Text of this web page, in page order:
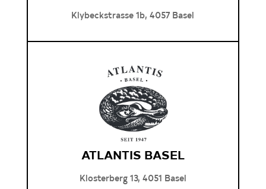
Klybeckstrasse 1b, 4057 Basel
ATLANTIS BASEL
Klosterberg 13, 4051 Basel